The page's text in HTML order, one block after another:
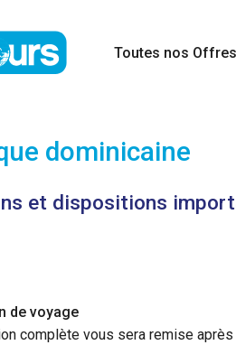
Toutes nos Offres
dominicaine
et dispositions
de voyage
complète vous sera remise